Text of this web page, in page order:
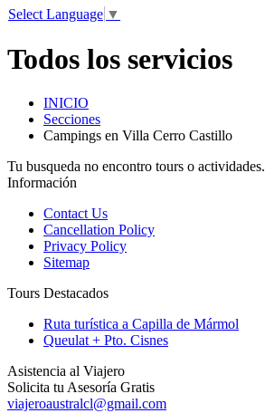
Select Language ▼
Todos los servicios
INICIO
Secciones
Campings en Villa Cerro Castillo
Tu busqueda no encontro tours o actividades.
Información
Contact Us
Cancellation Policy
Privacy Policy
Sitemap
Tours Destacados
Ruta turística a Capilla de Mármol
Queulat + Pto. Cisnes
Asistencia al Viajero
Solicita tu Asesoría Gratis
viajeroaustralcl@gmail.com